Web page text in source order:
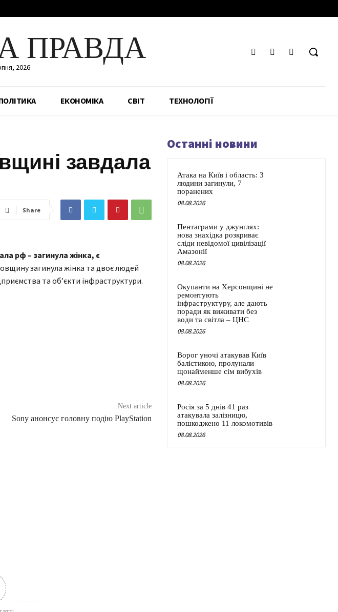
ПРАВДА
2026
ЕКОНОМІКА СВІТ ТЕХНОЛОГІЇ
завдала
Share
рф – загинула жінка, є
загинула жінка та двоє людей
та об’єкти інфраструктури.
Next article
Sony анонсує головну подію PlayStation
Останні новини
Атака на Київ і область: 3
людини загинули, 7
поранених
08.08.2026
Пентаграми у джунглях:
нова знахідка розкриває
сліди невідомої цивілізації
Амазонії
08.08.2026
Окупанти на Херсонщині не
ремонтують
інфраструктуру, але дають
поради як виживати без
води та світла – ЦНС
08.08.2026
Ворог уночі атакував Київ
балістикою, пролунали
щонайменше сім вибухів
08.08.2026
Росія за 5 днів 41 раз
атакувала залізницю,
пошкоджено 11 локомотивів
08.08.2026